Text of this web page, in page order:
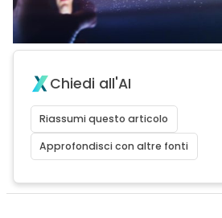
Chiedi all'AI
Riassumi questo articolo
Approfondisci con altre fonti